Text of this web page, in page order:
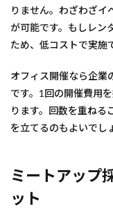
りません。わざわざイ
が可能です。もしレン
ため、低コストで実施
オフィス開催なら企業
です。1回の開催費用
ります。回数を重ねる
を立てるのもよいでし
ミートアップ
ット